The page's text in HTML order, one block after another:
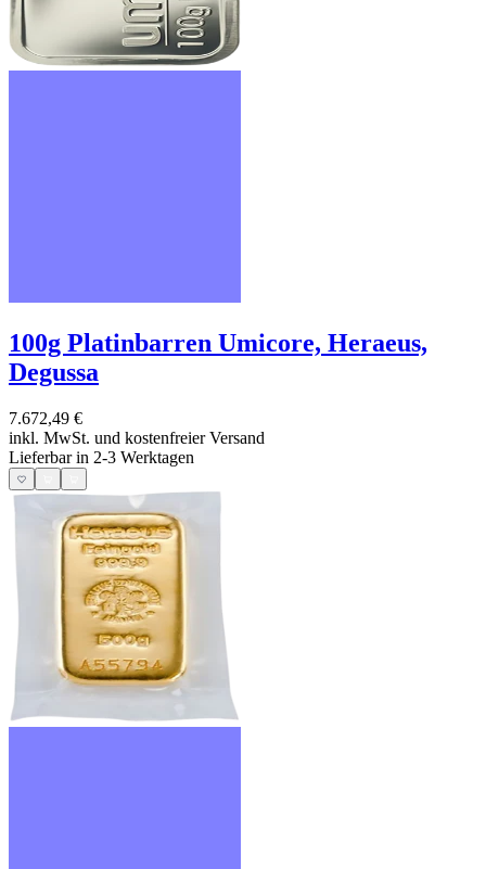
100g Platinbarren Umicore, Heraeus,
Degussa
7.672,49 €
inkl. MwSt. und kostenfreier Versand
Lieferbar in 2-3 Werktagen